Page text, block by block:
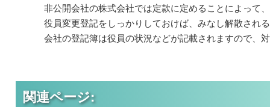
非公開会社の株式会社では定款に定めることによって
役員変更登記をしっかりしておけば、みなし解散され
会社の登記簿は役員の状況などが記載されますので、
関連ページ: